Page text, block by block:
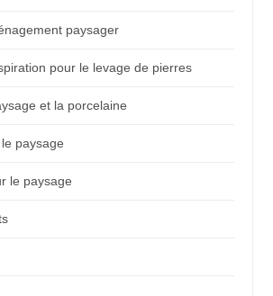
paysager
pour le levage de pierres
et la porcelaine
paysage
le paysage